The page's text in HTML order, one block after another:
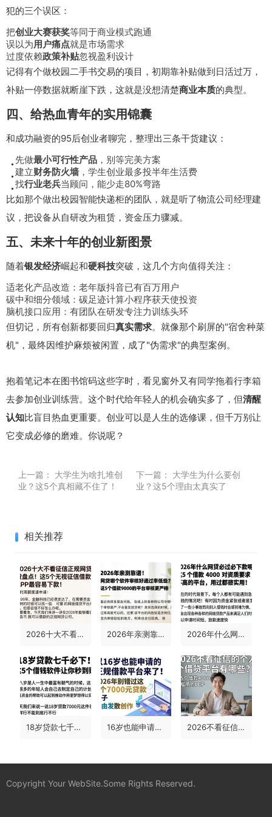
犯的三个误区：
把创业大赛获奖等同于商业模式跑通
误以为用户痛点就是市场需求
过度依赖政策补贴忽视盈利设计
记得有个做校园二手书交易的项目，初期靠补贴做到日活过万，
补贴一停数据就断崖下跌，这就是没想清楚商业本质的典型。
四、给热血青年的实用锦囊
和成功融资的95后创业者聊完，整理出三条干货建议：
先做最小可行性产品 ，别等完美方案
建立财务防火墙，学生创业最多投半年生活费
找行业老兵当顾问，能少走80%弯路
比如那个做出校园智能快递柜的团队，就是听了物流公司经理建
议，把设备从自研改为租赁，资金压力骤减。
五、未来十年的创业新图景
随着银发经济崛起和硬科技突破，这几个方向值得关注：
适老化产品改造：老年版抖音已有百万用户
碳中和细分领域：碳足迹计算小程序获天使投资
脑机接口应用：有团队在研发专注力训练头环
但切记，所有创新都要回归真实需求。就像那个刷屏的"宿舍种菜
机"，最终因维护麻烦被闲置，成了"伪需求"的典型案例。
抱着笔记本在图书馆码这些字时，看见窗外又有同学拖着行李箱
去参加创业训练营。这个时代给年轻人的机会确实多了，但清醒
认知比盲目热血更重要。创业可以是人生的选修课，但千万别让
它变成必修的磨难。你说呢？
上一篇：
大学生为啥扎堆创
业？这5个真相藏不住了！
下一篇：
大学生为什么要创
业？这5个理由太真实了
相关推荐
2026十大不看征信正规网贷盘点！这5个无视征信借款APP最容易下款，限时高额度速申请 2026年亲测靠谱！网贷哪个软件审核好通过率低些？这5个借款9000的平台审核更严格 2026年什么网贷必过必下款呢？这5个借款4000对资质要求不高的平台，用过都说实用！
18岁贷款七千必下！这5个借钱软件让你秒到账 16岁也能申请的正规借款平台来了！2026年别错过这5个7000元贷款口子 2026不看征信的个人借贷平台有哪些？这5个借款4000门槛低的口子惊呆全网！
Copyright Your WebSite.Some Rights Reserved.